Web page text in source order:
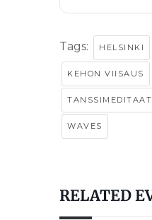
Tags: HELSINKI
KEHON VIISAUS
WAVES
RELATED